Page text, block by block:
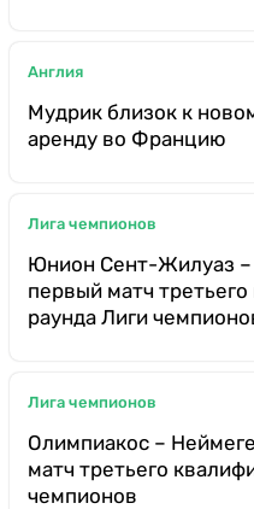
Англия
Мудрик близок к
аренду во Францию
Лига чемпионов
Юнион Сент-Жилуаз –
первый матч
раунда Лиги
Лига чемпионов
Олимпиакос –
матч третьего
чемпионов